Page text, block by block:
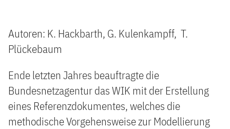
Autoren: K. Hackbarth, G. Kulenkampff, T.
Plückebaum
Ende letzten Jahres beauftragte die
Bundesnetzagentur das WIK mit der Erstellung
eines Referenzdokumentes, welches die
methodische Vorgehensweise zur Modellierung